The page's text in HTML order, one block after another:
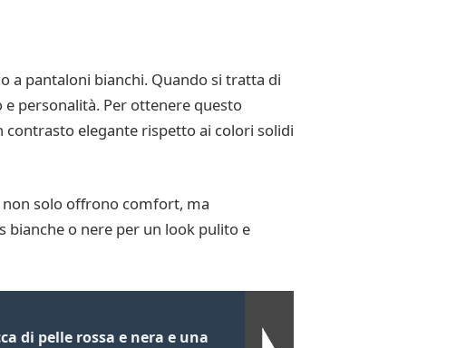
a pantaloni bianchi. Quando si tratta di
personalità. Per ottenere questo
contrasto elegante rispetto ai colori solidi
non solo offrono comfort, ma
bianche o nere per un look pulito e
di pelle rossa e nera e una